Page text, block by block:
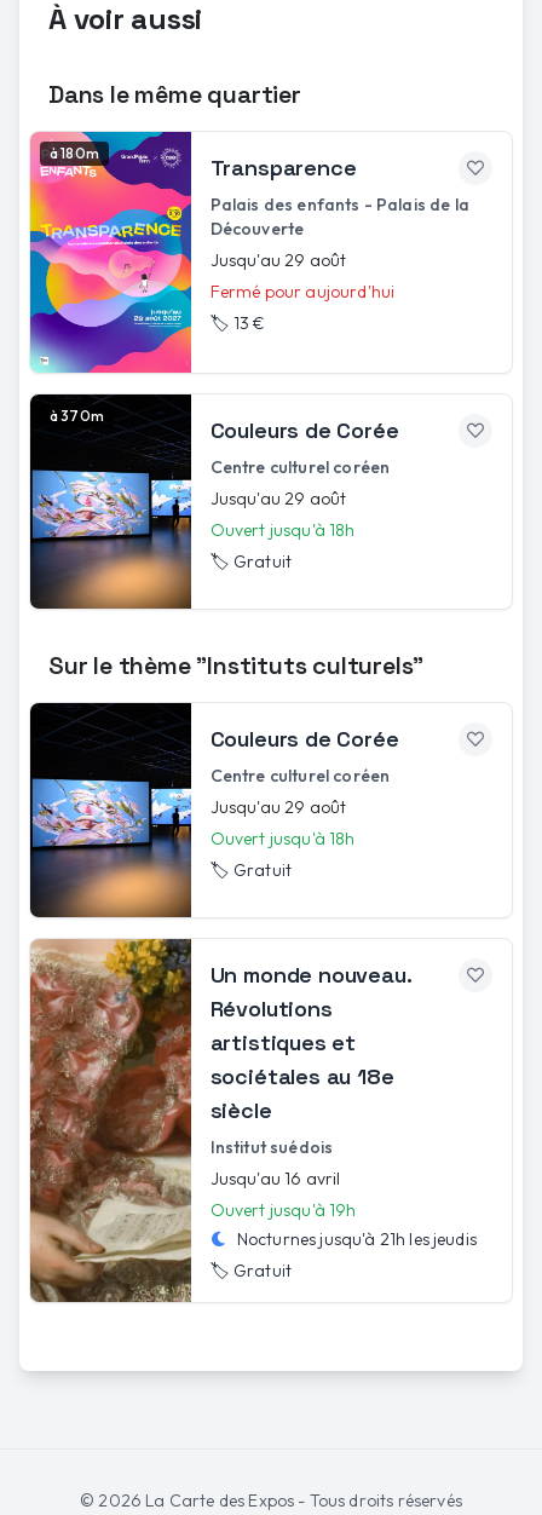
À voir aussi
Dans le même quartier
à 180m
Transparence
Palais des enfants - Palais de la
Découverte
Jusqu'au 29 août
Fermé pour aujourd'hui
🏷️ 13 €
à 370m
Couleurs de Corée
Centre culturel coréen
Jusqu'au 29 août
Ouvert jusqu'à 18h
🏷️ Gratuit
Sur le thème "Instituts culturels"
Couleurs de Corée
Centre culturel coréen
Jusqu'au 29 août
Ouvert jusqu'à 18h
🏷️ Gratuit
Un monde nouveau.
Révolutions
artistiques et
sociétales au 18e
siècle
Institut suédois
Jusqu'au 16 avril
Ouvert jusqu'à 19h
Nocturnes jusqu'à 21h les jeudis
🏷️ Gratuit
©2026 La Carte des Expos - Tous droits réservés